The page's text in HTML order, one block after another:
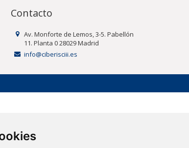
Contacto
Av. Monforte de Lemos, 3-5. Pabellón
11. Planta 0 28029 Madrid
info@ciberisciii.es